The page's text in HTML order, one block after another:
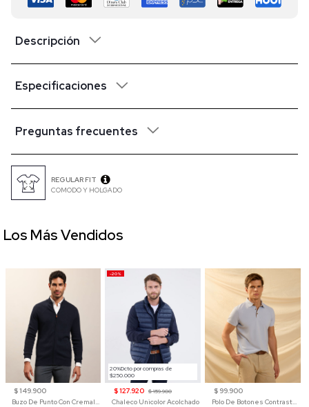
Descripción
Especificaciones
Preguntas frecuentes
REGULAR FIT
COMODO Y HOLGADO
$ 149.900
Buzo De Punto Con Cremallera Para Hombre
20%Dcto por compras de
$250.000
-20%
$ 127.920 $ 159.900
Chaleco Unicolor Acolchado
$ 99.900
Polo De Botones Contraste Para Hombre
Los Más Vendidos